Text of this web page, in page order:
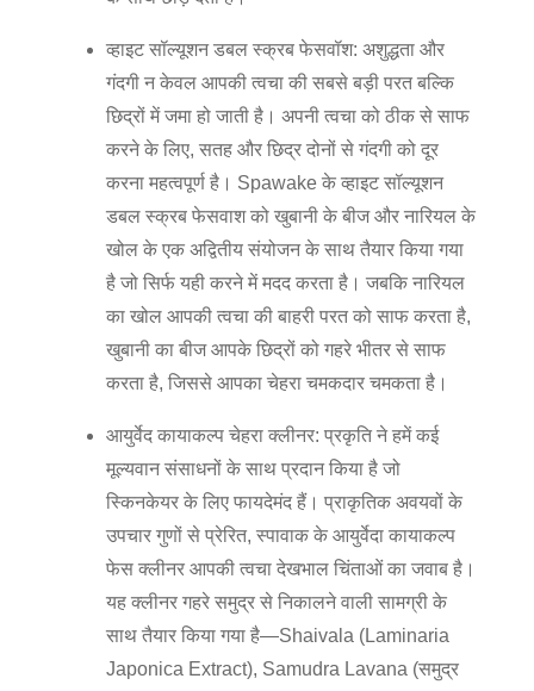
व्हाइट सॉल्यूशन डबल स्क्रब फेसवॉश: अशुद्धता और
गंदगी न केवल आपकी त्वचा की सबसे बड़ी परत बल्कि
छिद्रों में जमा हो जाती है। अपनी त्वचा को ठीक से साफ
करने के लिए, सतह और छिद्र दोनों से गंदगी को दूर
करना महत्वपूर्ण है। Spawake के व्हाइट सॉल्यूशन
डबल स्क्रब फेसवाश को खुबानी के बीज और नारियल के
खोल के एक अद्वितीय संयोजन के साथ तैयार किया गया
है जो सिर्फ यही करने में मदद करता है। जबकि नारियल
का खोल आपकी त्वचा की बाहरी परत को साफ करता है,
खुबानी का बीज आपके छिद्रों को गहरे भीतर से साफ
करता है, जिससे आपका चेहरा चमकदार चमकता है।
आयुर्वेद कायाकल्प चेहरा क्लीनर: प्रकृति ने हमें कई
मूल्यवान संसाधनों के साथ प्रदान किया है जो
स्किनकेयर के लिए फायदेमंद हैं। प्राकृतिक अवयवों के
उपचार गुणों से प्रेरित, स्पावाक के आयुर्वेदा कायाकल्प
फेस क्लीनर आपकी त्वचा देखभाल चिंताओं का जवाब है।
यह क्लीनर गहरे समुद्र से निकालने वाली सामग्री के
साथ तैयार किया गया है—Shaivala (Laminaria
Japonica Extract), Samudra Lavana (समुद्र